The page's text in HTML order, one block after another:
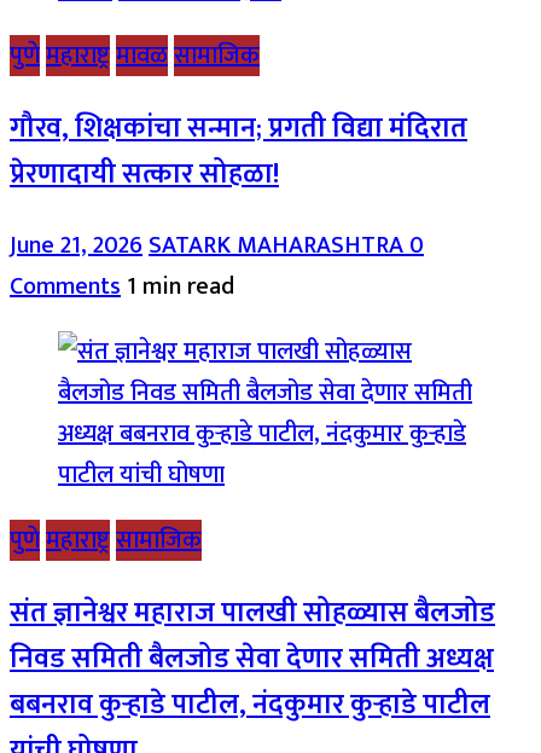
पुणेमहाराष्ट्रमावळसामाजिक
गौरव, शिक्षकांचा सन्मान; प्रगती विद्या मंदिरात
प्रेरणादायी सत्कार सोहळा!
June 21, 2026SATARK MAHARASHTRA0
Comments1 min read
पुणेमहाराष्ट्रसामाजिक
संत ज्ञानेश्वर महाराज पालखी सोहळ्यास बैलजोड
निवड समिती बैलजोड सेवा देणार समिती अध्यक्ष
बबनराव कुऱ्हाडे पाटील, नंदकुमार कुऱ्हाडे पाटील